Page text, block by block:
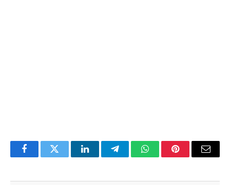
FacebookTwitter LinkedInTelegramWhatsAppPinterestEmail